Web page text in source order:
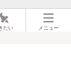
たい メニュー